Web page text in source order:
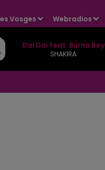
Vosges Webradios
Dai Dai Feat. Burna Boy
SHAKIRA